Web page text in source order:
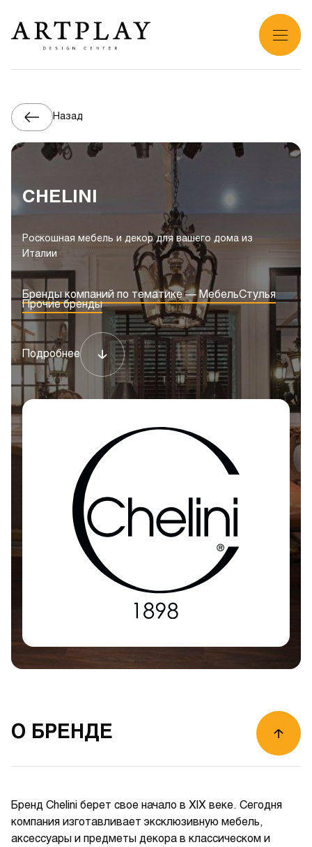
Назад
CHELINI
Роскошная мебель и декор для вашего дома из
Италии
Бренды компаний по тематике — МебельСтулья
Прочие бренды
Подробнее
О БРЕНДЕ
Бренд Chelini берет свое начало в XIX веке. Сегодня
компания изготавливает эксклюзивную мебель,
аксессуары и предметы декора в классическом и